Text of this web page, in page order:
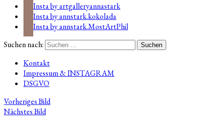
Insta by artgalleryannastark
Insta by annstark.kokolada
Insta by annstark.MostArtPhil
Suchen nach:
Kontakt
Impressum & INSTAGRAM
DSGVO
Vorheriges Bild
Nächstes Bild